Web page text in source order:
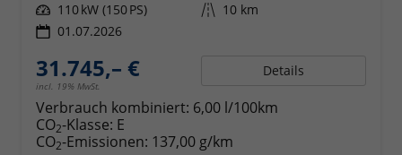
Leistung 110 kW (150 PS) Kilometerstand 10 km
01.07.2026
31.745,– €
incl. 19% MwSt.
Details
Verbrauch kombiniert: 6,00 l/100km
CO2-Klasse: E
CO2-Emissionen: 137,00 g/km